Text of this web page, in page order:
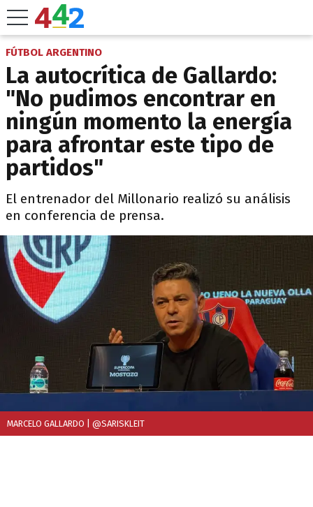
FÚTBOL ARGENTINO
La autocrítica de Gallardo:
"No pudimos encontrar en
ningún momento la energía
para afrontar este tipo de
partidos"
El entrenador del Millonario realizó su análisis
en conferencia de prensa.
MARCELO GALLARDO | @SARISKLEIT